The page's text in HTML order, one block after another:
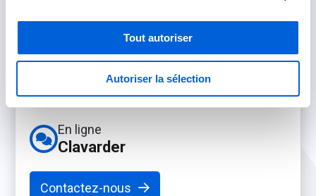
Tout autoriser
Autoriser la sélection
1-800-910-8603
Téléphone
(450) 500-0655
En ligne
Clavarder
Contactez-nous